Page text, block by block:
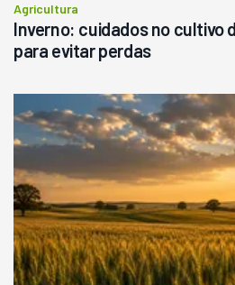
Agricultura
Inverno: cuidados no cultivo
para evitar perdas